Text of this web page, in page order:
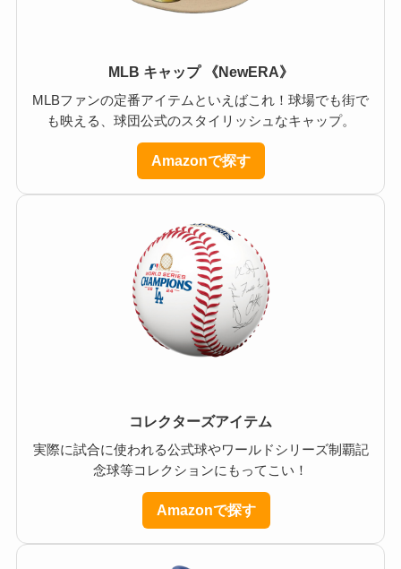
MLB キャップ 《NewERA》
MLBファンの定番アイテムといえばこれ！球場でも街で
も映える、球団公式のスタイリッシュなキャップ。
Amazonで探す
コレクターズアイテム
実際に試合に使われる公式球やワールドシリーズ制覇記
念球等コレクションにもってこい！
Amazonで探す